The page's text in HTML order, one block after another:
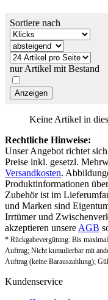
Sortiere nach
nur Artikel mit Bestand
Keine Artikel in
Rechtliche Hinweise:
Unser Angebot richtet
Preise inkl. gesetzl.
Versandkosten.
Produktinformationen
Zubehör ist im
und Marken sind
Irrtümer und
akzeptieren unsere AGB
* Rückgabevergütung: Bis
Auftrag; Nicht kumulierbar mit
Auftrag (keine Barauszahlung);
Kundenservice